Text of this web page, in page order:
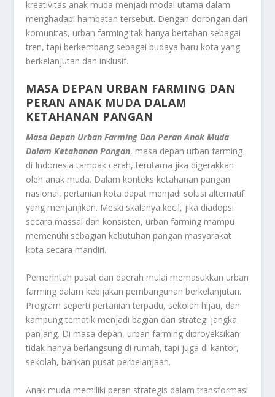
kreativitas anak muda menjadi modal utama dalam
menghadapi hambatan tersebut. Dengan dorongan dari
komunitas, urban farming tak hanya bertahan sebagai
tren, tapi berkembang sebagai budaya baru kota yang
berkelanjutan dan inklusif.
MASA DEPAN URBAN FARMING DAN
PERAN ANAK MUDA DALAM
KETAHANAN PANGAN
Masa Depan Urban Farming Dan Peran Anak Muda
Dalam Ketahanan Pangan, masa depan urban farming
di Indonesia tampak cerah, terutama jika digerakkan
oleh anak muda. Dalam konteks ketahanan pangan
nasional, pertanian kota dapat menjadi solusi alternatif
yang menjanjikan. Meski skalanya kecil, jika diadopsi
secara massal dan konsisten, urban farming mampu
memenuhi sebagian kebutuhan pangan masyarakat
kota secara mandiri.
Pemerintah pusat dan daerah mulai memasukkan urban
farming dalam kebijakan pembangunan berkelanjutan.
Program seperti pertanian terpadu, sekolah hijau, dan
kampung tematik menjadi bagian dari strategi jangka
panjang. Di masa depan, urban farming diproyeksikan
tidak hanya berlangsung di rumah, tapi juga di kantor,
sekolah, bahkan pusat perbelanjaan.
Anak muda memiliki peran strategis dalam transformasi